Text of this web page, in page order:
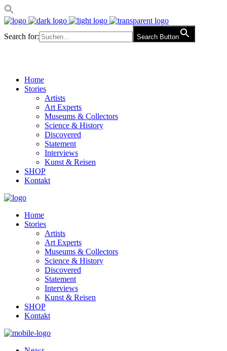
Search for: Search Button
Home
Stories
Artists
Art Experts
Museums & Collectors
Science & History
Discovered
Statement
Interviews
Kunst & Reisen
SHOP
Kontakt
Home
Stories
Artists
Art Experts
Museums & Collectors
Science & History
Discovered
Statement
Interviews
Kunst & Reisen
SHOP
Kontakt